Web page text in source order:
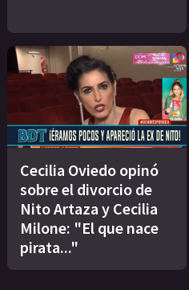
Cecilia Oviedo opinó
sobre el divorcio de
Nito Artaza y Cecilia
Milone: "El que nace
pirata..."